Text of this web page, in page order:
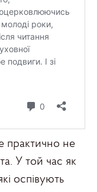
практично не
У той час як
оспівують